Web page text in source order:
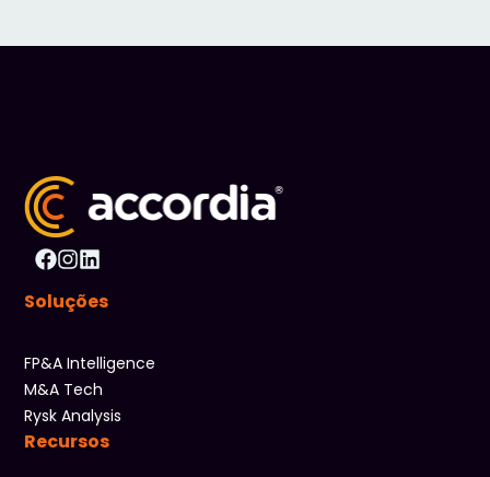
Soluções
FP&A Intelligence
M&A Tech
Rysk Analysis
Recursos